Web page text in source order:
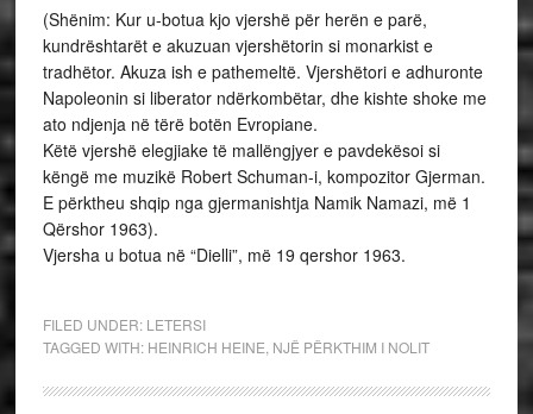
(Shënim: Kur u-botua kjo vjershë për herën e parë,
kundrështarët e akuzuan vjershëtorin si monarkist e
tradhëtor. Akuza ish e pathemeltë. Vjershëtori e adhuronte
Napoleonin si liberator ndërkombëtar, dhe kishte shoke me
ato ndjenja në tërë botën Evropiane.
Këtë vjershë elegjiake të mallëngjyer e pavdekësoi si
këngë me muzikë Robert Schuman-i, kompozitor Gjerman.
E përktheu shqip nga gjermanishtja Namik Namazi, më 1
Qërshor 1963).
Vjersha u botua në “Dielli”, më 19 qershor 1963.
FILED UNDER: LETERSI
TAGGED WITH: HEINRICH HEINE NJË PËRKTHIM I NOLIT